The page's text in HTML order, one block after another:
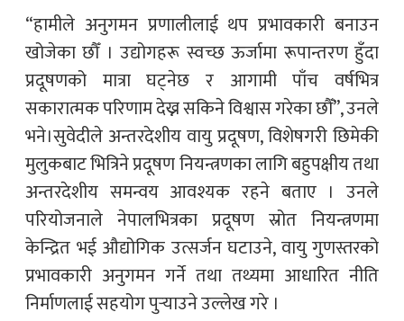
“हामीले अनुगमन प्रणालीलाई थप प्रभावकारी बनाउन
खोजेका छौँ । उद्योगहरू स्वच्छ ऊर्जामा रूपान्तरण हुँदा
प्रदूषणको मात्रा घट्नेछ र आगामी पाँच वर्षभित्र
सकारात्मक परिणाम देख्न सकिने विश्वास गरेका छौँ”, उनले
भने।सुवेदीले अन्तरदेशीय वायु प्रदूषण, विशेषगरी छिमेकी
मुलुकबाट भित्रिने प्रदूषण नियन्त्रणका लागि बहुपक्षीय तथा
अन्तरदेशीय समन्वय आवश्यक रहने बताए । उनले
परियोजनाले नेपालभित्रका प्रदूषण स्रोत नियन्त्रणमा
केन्द्रित भई औद्योगिक उत्सर्जन घटाउने, वायु गुणस्तरको
प्रभावकारी अनुगमन गर्ने तथा तथ्यमा आधारित नीति
निर्माणलाई सहयोग पुर्‍याउने उल्लेख गरे ।